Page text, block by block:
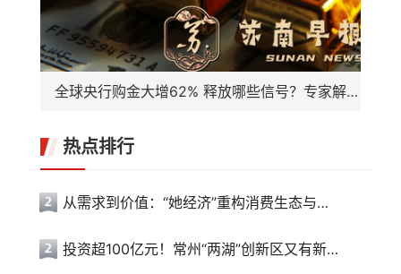
全球央行购金大增62% 释放哪些信号？专家解读→
热点排行
从需求到价值：“她经济”重构消费生态与产业未来
投资超100亿元！常州“两湖”创新区又有新动作